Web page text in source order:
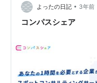
です。どんなメリット
のか、詳しくご説明し
よったの日記 • 3年前
コンパスシェア